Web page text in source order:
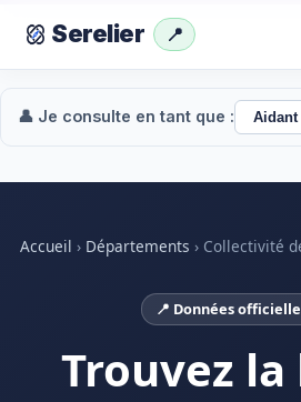
Serelier 📍
👤 Je consulte en tant que :
Accueil › Départements › Collectivité
📍 Données
Trouvez